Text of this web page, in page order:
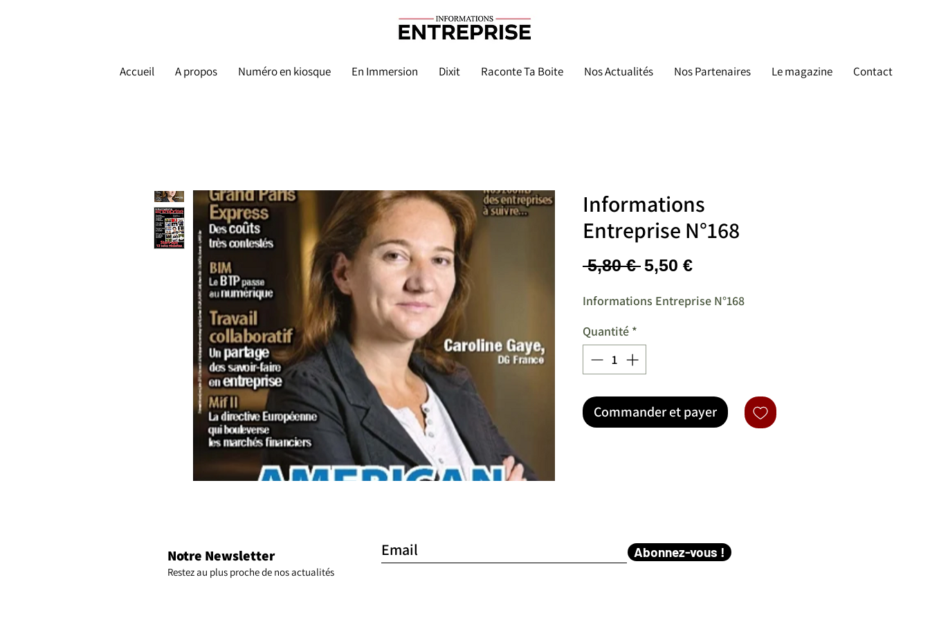
Accueil A propos Numéro en kiosque En Immersion Dixit Raconte Ta Boite Nos Actualités Nos Partenaires Le magazine Contact
Informations
Entreprise N°168
5,80 € Prix
5,50 €Prix
Informations Entreprise N°168
Quantité *
Commander et payer
Notre Newsletter
Restez au plus proche de nos actualités
Abonnez-vous !